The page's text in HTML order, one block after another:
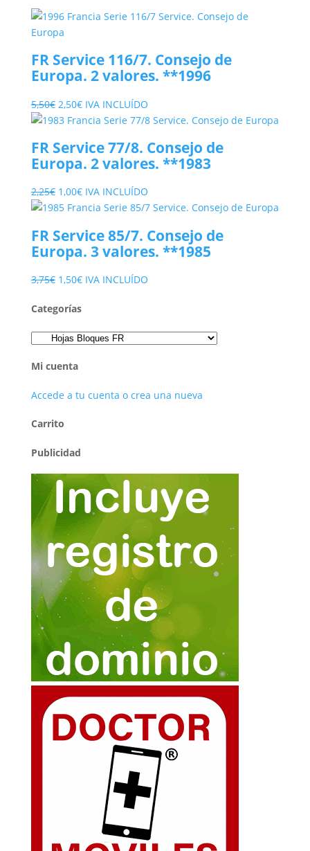
FR Service 116/7. Consejo de
Europa. 2 valores. **1996
5,50€ El
precio
era:
5,50€.
2,50€El
precio
es:
2,50€.
IVA INCLUÍDO
FR Service 77/8. Consejo de
Europa. 2 valores. **1983
2,25€ El
precio
era:
2,25€.
1,00€El
precio
es:
1,00€.
IVA INCLUÍDO
FR Service 85/7. Consejo de
Europa. 3 valores. **1985
3,75€ El
original
3,75€.
1,50€El
actual
1,50€.
IVA INCLUÍDO
Categorías
Mi cuenta
Accede a tu cuenta o crea una nueva
Carrito
Publicidad